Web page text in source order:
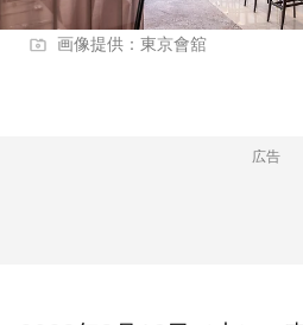
画像提供：東京會舘
広告